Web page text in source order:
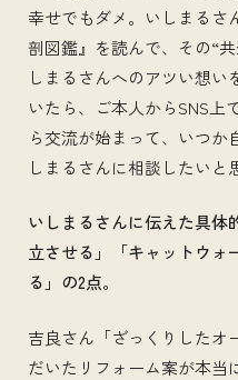
幸せでもダメ。いしまるさ
剖図鑑』を読んで、その“
しまるさんへのアツい想い
いたら、ご本人からSNS上
ら交流が始まって、いつか
しまるさんに相談したいと
いしまるさんに伝えた具体
立させる」「キャットウォ
る」の2点。
吉良さん「ざっくりしたオ
だいたリフォーム案が本当